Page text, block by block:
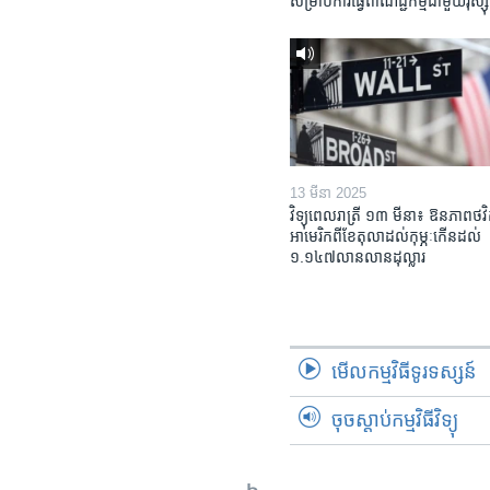
13 មីនា 2025
វិទ្យុពេលរាត្រី ១៣ មីនា៖ ឱនភាព​ថវិ
អាមេរិក​ពី​ខែ​តុលា​ដល់​កុម្ភៈ​កើន​ដល់​
១.១៤៧​លានលាន​ដុល្លារ
មើល​កម្មវិធី​ទូរទស្សន៍
ចុចស្តាប់កម្មវិធីវិទ្យុ